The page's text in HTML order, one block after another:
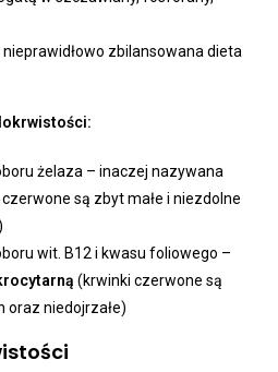
zbilansowana dieta
żelaza – inaczej nazywana
są zbyt małe i niezdolne
wit. B12 i kwasu foliowego –
(krwinki czerwone są
oraz niedojrzałe)